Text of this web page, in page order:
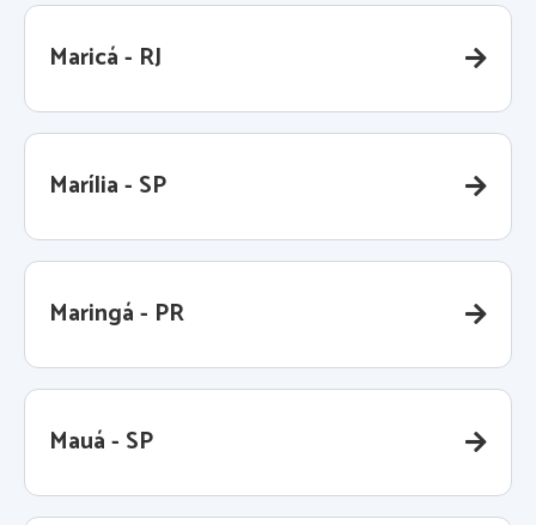
Maricá - RJ
Marília - SP
Maringá - PR
Mauá - SP